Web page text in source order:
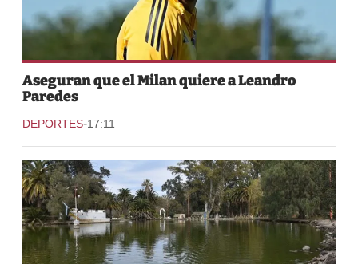
Aseguran que el Milan quiere a Leandro
Paredes
DEPORTES-17:11